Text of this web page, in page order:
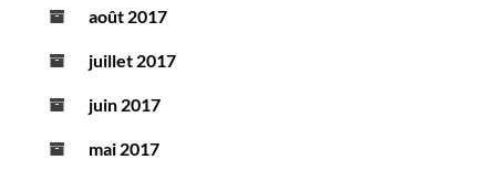
août 2017
juillet 2017
juin 2017
mai 2017